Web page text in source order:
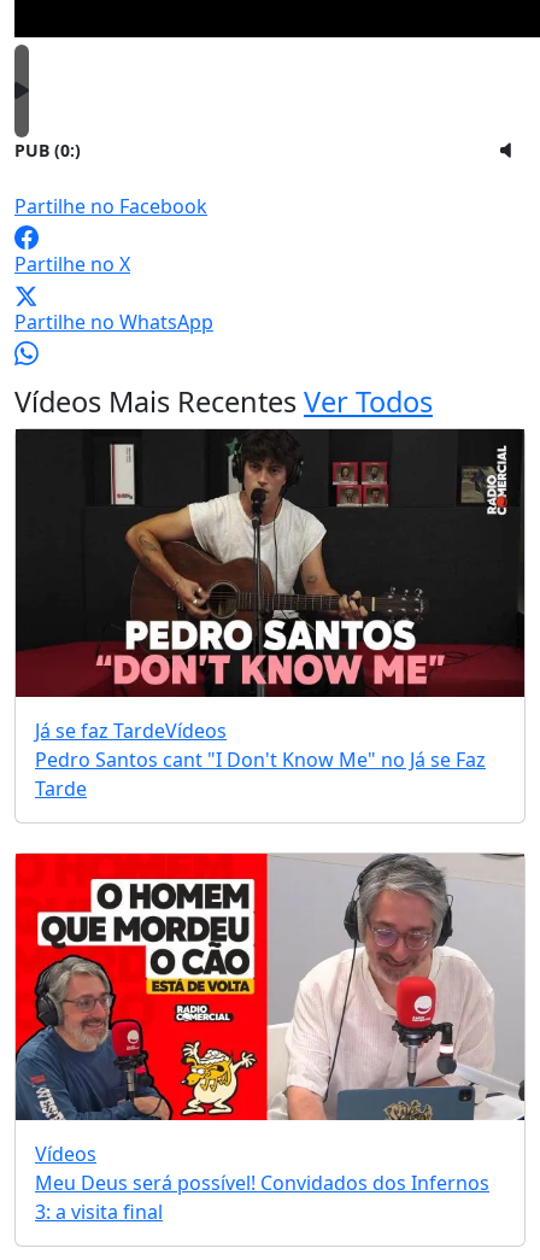
PUB (0:)
Partilhe no Facebook
Partilhe no X
Partilhe no WhatsApp
Vídeos Mais RecentesVer Todos
Já se faz TardeVídeos
Pedro Santos cant "I Don't Know Me" no Já se Faz
Tarde
Vídeos
Meu Deus será possível! Convidados dos Infernos
3: a visita final